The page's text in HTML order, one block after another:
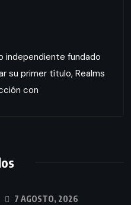
independiente fundado
su primer título, Realms
con
7 AGOSTO, 2026